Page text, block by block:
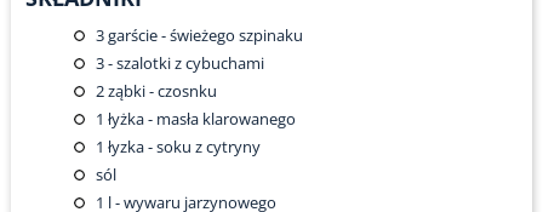
3garście - świeżego szpinaku
3- szalotki z cybuchami
2ząbki - czosnku
1 łyżka - masła klarowanego
1 łyzka - soku z cytryny
sól
1 l - wywaru jarzynowego